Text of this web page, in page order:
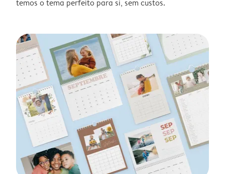
temos o tema perfeito para si, sem custos.